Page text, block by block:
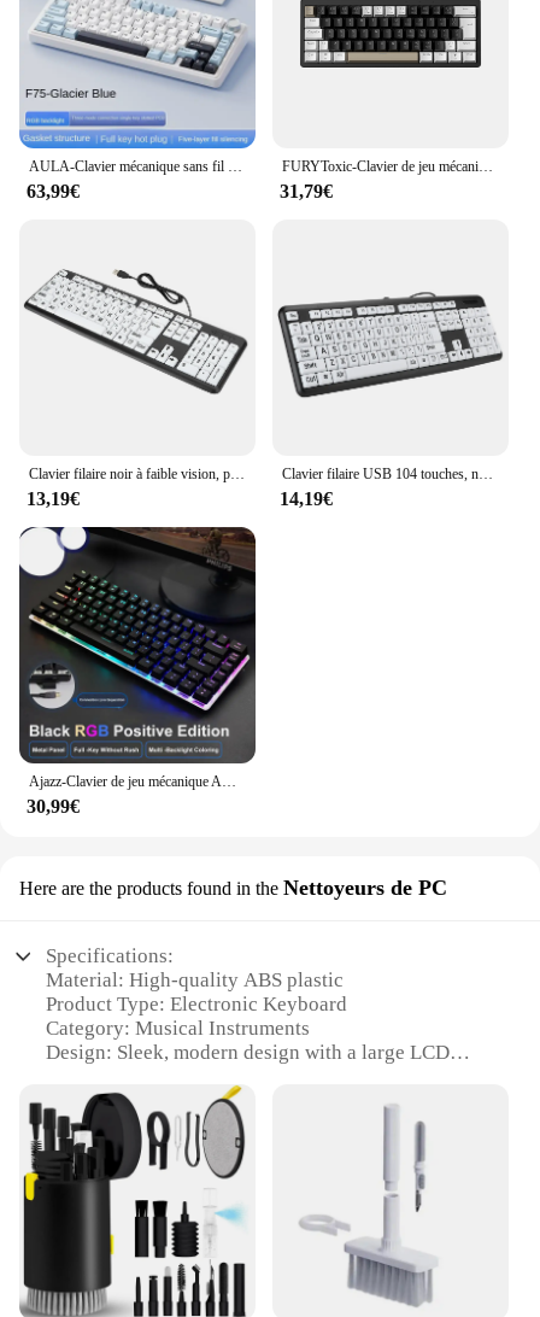
AULA-Clavier mécanique sans fil F75, clavier gamer personnalisé, échange à chaud, disposition 75%, structure de joint de profil OEM, axe de faucheuse
63,99€
FURYToxic-Clavier de jeu mécanique à 61 touches, touches punAG61, anglais, russe, portugais, thaïlandais, rétroéclairage arc-en-ciel, lumières personnalisées
31,79€
Clavier filaire noir à faible vision, pour personnes âgées, avec impression large, blanc, prédire
13,19€
Clavier filaire USB 104 touches, noir, faible, blanc, impression grande taille, prédire, plug and play, pour les hommes et les femmes
14,19€
Ajazz-Clavier de jeu mécanique AK33, 82 prédire, interrupteur rouge, bleu, noir, PC, ordinateur portable, rétro4.2
30,99€
Here are the products found in the Nettoyeurs de PC
Specifications:
Material: High-quality ABS plastic
Product Type: Electronic Keyboard
Category: Musical Instruments
Design: Sleek, modern design with a large LCD
Performance: 61-key touch-sensitive keyboard with
128-note polyphony
Parts and Accessories: Includes a power adapter,
sustain pedal, and music rest
|Wholesale|Vendors|
**Unmatched Sound Quality and Versatility**